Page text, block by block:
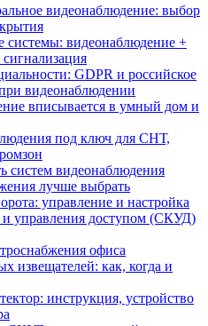
видеонаблюдение: выбор
видеонаблюдение +
GDPR и российское
видеонаблюдении
вписывается в умный дом и
под ключ для СНТ,
систем видеонаблюдения
лучше выбрать
управление и настройка
и управления доступом (СКУД)
офиса
извещателей: как, когда и
инструкция, устройство